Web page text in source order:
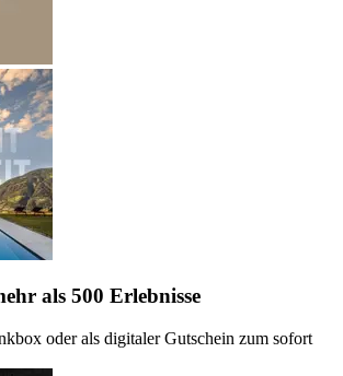
als 500 Erlebnisse
oder als digitaler Gutschein zum sofort